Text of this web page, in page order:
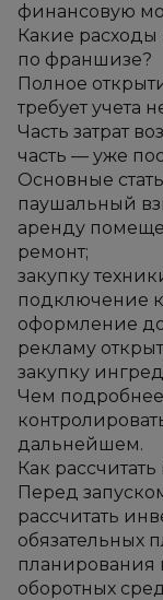
финансовую
Какие
по франшизе?
Полное
требует учета
Часть затрат
часть — уже
Основные
паушальный
аренду
ремонт;
закупку
подключение
оформление
рекламу
закупку
Чем
дальнейшем.
Как
Перед
рассчитать
обязательных
планирования
оборотных